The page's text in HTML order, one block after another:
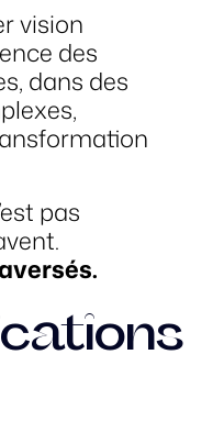
vision
des
dans des
pas